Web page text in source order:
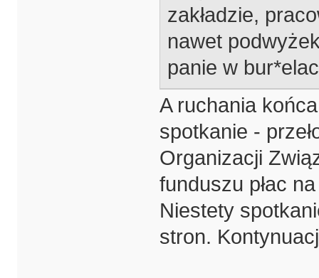
zakładzie,
nawet
panie w
A ruchania
spotkanie -
Organizacji
funduszu płac
Niestety
stron.